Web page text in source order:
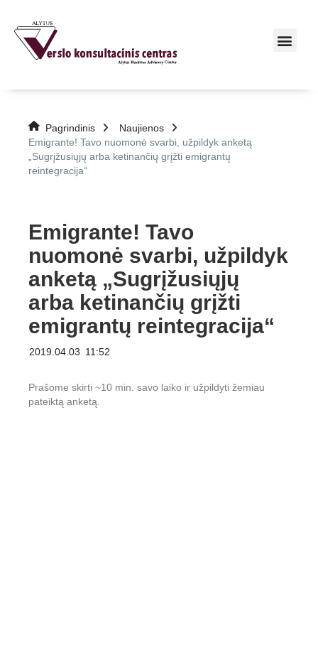
Pagrindinis
Naujienos
Emigrante! Tavo nuomonė svarbi, užpildyk anketą
„Sugrįžusiųjų arba ketinančių grįžti emigrantų
reintegracija“
Emigrante! Tavo
nuomonė svarbi, užpildyk
anketą „Sugrįžusiųjų
arba ketinančių grįžti
emigrantų reintegracija“
2019.04.03 11:52
Prašome skirti ~10 min. savo laiko ir užpildyti žemiau
pateiktą anketą.